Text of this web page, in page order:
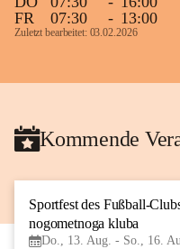
FR
07:30 - 13:00
Zuletzt bearbeitet: 03.02.2026
Kommende
Sportfest des Fußball-
nogometnoga kluba
Do., 13. Aug. - So., 16.